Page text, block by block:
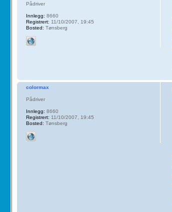
Pådriver
Innlegg: 8660
Registrert: 11/10/2007, 19:45
Bosted: Tønsberg
colormax
Pådriver
Innlegg: 8660
Registrert: 11/10/2007, 19:45
Bosted: Tønsberg